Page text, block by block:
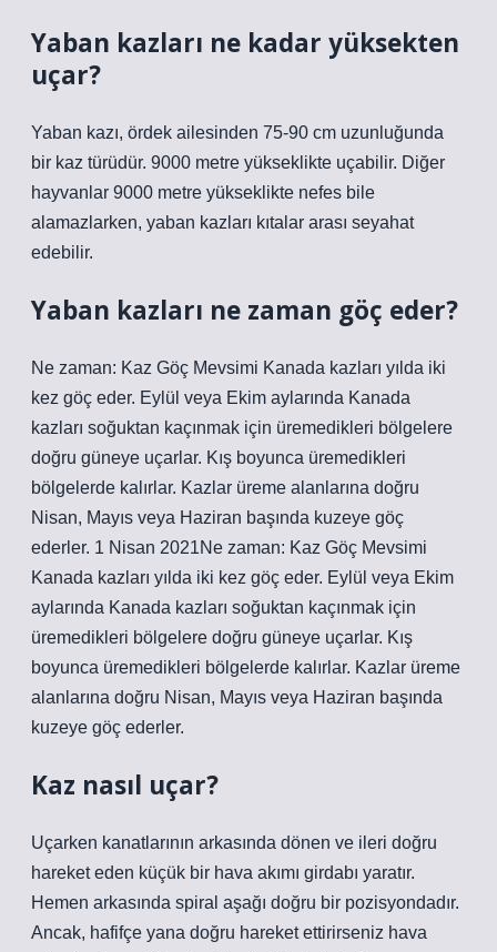
Yaban kazları ne kadar yüksekten
uçar?
Yaban kazı, ördek ailesinden 75-90 cm uzunluğunda
bir kaz türüdür. 9000 metre yükseklikte uçabilir. Diğer
hayvanlar 9000 metre yükseklikte nefes bile
alamazlarken, yaban kazları kıtalar arası seyahat
edebilir.
Yaban kazları ne zaman göç eder?
Ne zaman: Kaz Göç Mevsimi Kanada kazları yılda iki
kez göç eder. Eylül veya Ekim aylarında Kanada
kazları soğuktan kaçınmak için üremedikleri bölgelere
doğru güneye uçarlar. Kış boyunca üremedikleri
bölgelerde kalırlar. Kazlar üreme alanlarına doğru
Nisan, Mayıs veya Haziran başında kuzeye göç
ederler. 1 Nisan 2021Ne zaman: Kaz Göç Mevsimi
Kanada kazları yılda iki kez göç eder. Eylül veya Ekim
aylarında Kanada kazları soğuktan kaçınmak için
üremedikleri bölgelere doğru güneye uçarlar. Kış
boyunca üremedikleri bölgelerde kalırlar. Kazlar üreme
alanlarına doğru Nisan, Mayıs veya Haziran başında
kuzeye göç ederler.
Kaz nasıl uçar?
Uçarken kanatlarının arkasında dönen ve ileri doğru
hareket eden küçük bir hava akımı girdabı yaratır.
Hemen arkasında spiral aşağı doğru bir pozisyondadır.
Ancak, hafifçe yana doğru hareket ettirirseniz hava